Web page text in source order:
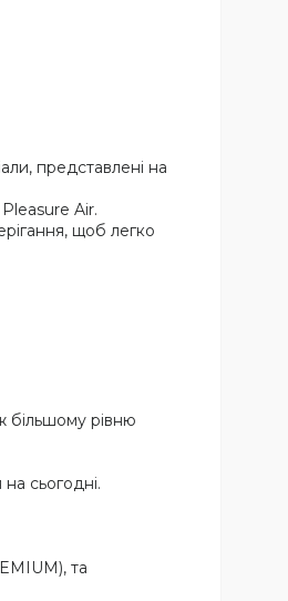
представлені на
Air.
щоб легко
більшому рівню
сьогодні.
та